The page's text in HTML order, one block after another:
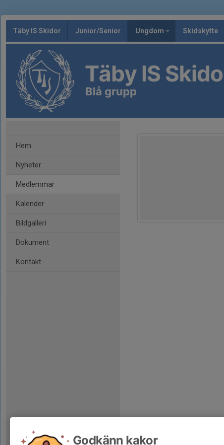
Täby IS Skidor Junior/Senior Ungdom Skidskytte
Täby IS
Blå grupp
Hem
Nyheter
Medlemmar
Kalender
Bildgalleri
Dokument
Kontakt
Godkänn kakor